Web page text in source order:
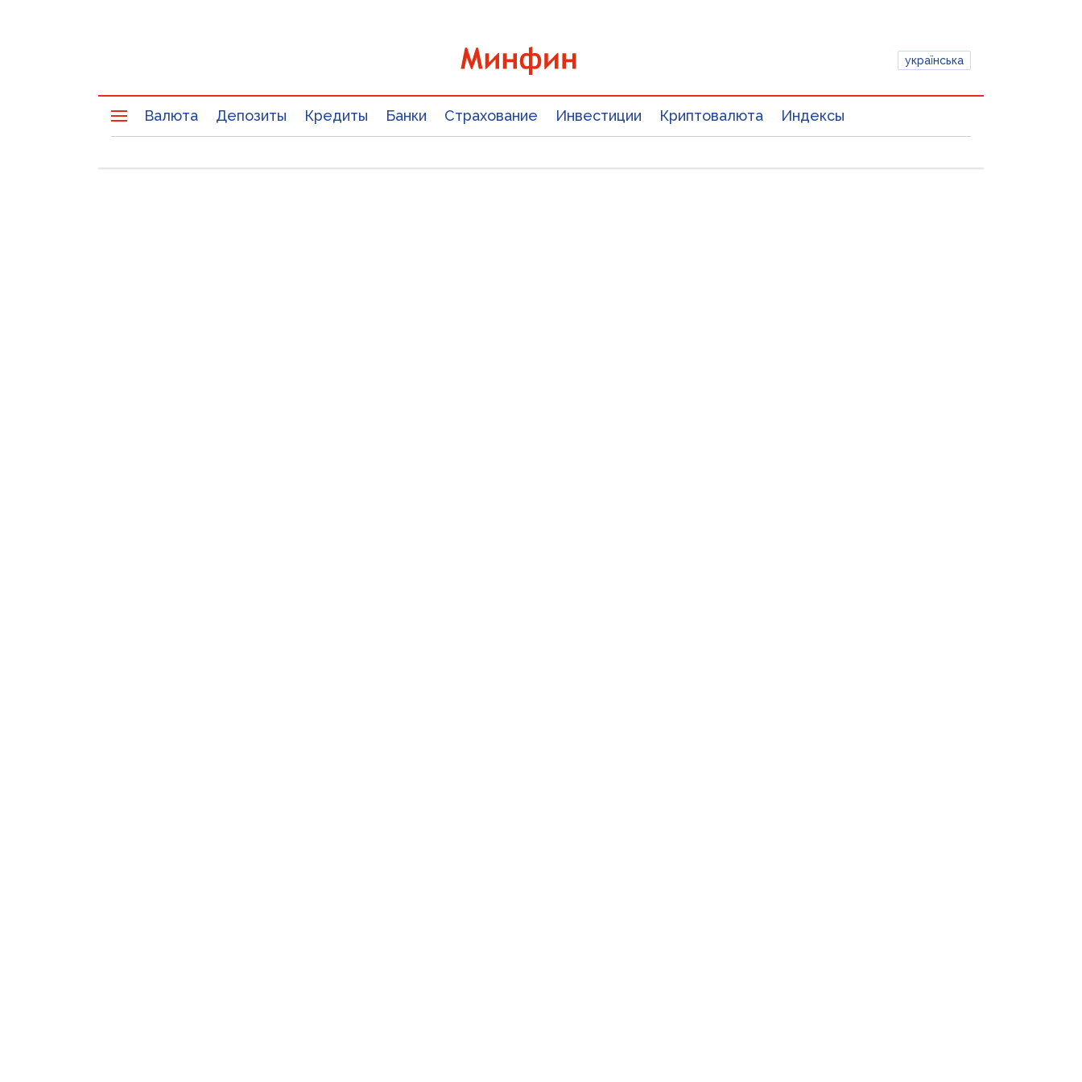
українська
Валюта Депозиты Кредиты Банки Страхование Инвестиции Криптовалюта Индексы